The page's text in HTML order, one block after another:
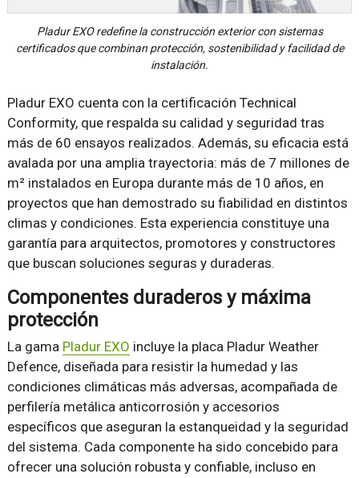
Pladur EXO redefine la construcción exterior con sistemas
certificados que combinan protección, sostenibilidad y facilidad de
instalación.
Pladur EXO cuenta con la certificación Technical
Conformity, que respalda su calidad y seguridad tras
más de 60 ensayos realizados. Además, su eficacia está
avalada por una amplia trayectoria: más de 7 millones de
m² instalados en Europa durante más de 10 años, en
proyectos que han demostrado su fiabilidad en distintos
climas y condiciones. Esta experiencia constituye una
garantía para arquitectos, promotores y constructores
que buscan soluciones seguras y duraderas.
Componentes duraderos y máxima
protección
La gama Pladur EXO incluye la placa Pladur Weather
Defence, diseñada para resistir la humedad y las
condiciones climáticas más adversas, acompañada de
perfilería metálica anticorrosión y accesorios
específicos que aseguran la estanqueidad y la seguridad
del sistema. Cada componente ha sido concebido para
ofrecer una solución robusta y confiable, incluso en